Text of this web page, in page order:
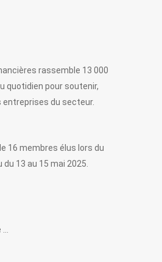
rassemble 13 000
quotidien pour soutenir,
du secteur.
16 membres élus lors du
13 au 15 mai 2025.
…